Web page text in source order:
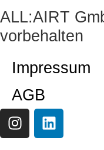
ALL:AIRT
vorbehalten
Impressum
AGB